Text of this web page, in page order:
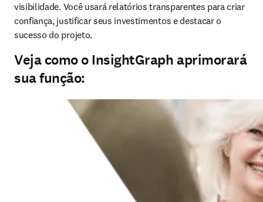
visibilidade. Você usará relatórios transparentes para criar
confiança, justificar seus investimentos e destacar o
sucesso do projeto.
Veja como o InsightGraph aprimorará
sua função: